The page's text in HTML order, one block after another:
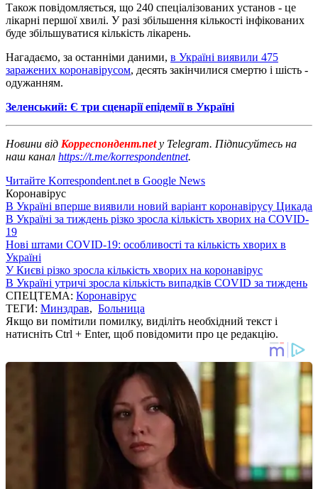
Також повідомляється, що 240 спеціалізованих установ - це
лікарні першої хвилі. У разі збільшення кількості інфікованих
буде збільшуватися кількість лікарень.
Нагадаємо, за останніми даними, в Україні виявили 475
заражених коронавірусом, десять закінчилися смертю і шість -
одужанням.
Зеленський: Є три сценарії епідемії в Україні
Новини від Корреспондент.net у Telegram. Підписуйтесь на
наш канал https://t.me/korrespondentnet.
Читайте Korrespondent.net в Google News
Коронавірус
В Україні вперше виявили новий варіант коронавірусу Цикада
В Україні за тиждень різко зросла кількість хворих на COVID-
19
Нові штами COVID-19: особливості та кількість хворих в
Україні
У Києві різко зросла кількість хворих на коронавірус
В Україні утричі зросла кількість випадків COVID за тиждень
СПЕЦТЕМА: Коронавірус
ТЕГИ: Минздрав, Больница
Якщо ви помітили помилку, виділіть необхідний текст і
натисніть Ctrl + Enter, щоб повідомити про це редакцію.